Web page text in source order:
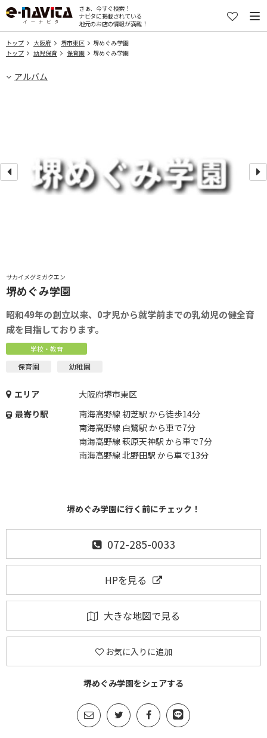
さぁ、今すぐ検索！
ナビタに掲載されている
地元のお店の情報が満載！
トップ 大阪府 堺市東区
堺めぐみ学園
トップ
幼児保育 保育園 堺めぐみ学園
アルバム
サカイメグミガクエン
堺めぐみ学園
昭和49年の創立以来、0才児から就学前までの乳幼児の健全育
成を目指しております。
学校・教育
保育園 幼稚園
エリア
大阪府堺市東区
最寄り駅
南海高野線 初芝駅 から徒歩14分
南海高野線 白鷺駅 から車で7分
南海高野線 萩原天神駅 から車で7分
南海高野線 北野田駅 から車で13分
堺めぐみ学園に行く前にチェック！
072-285-0033
HPを見る
大きな地図で見る
お気に入りに追加
堺めぐみ学園をシェアする